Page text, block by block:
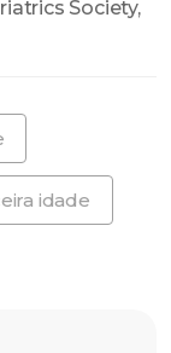
Society,
idade